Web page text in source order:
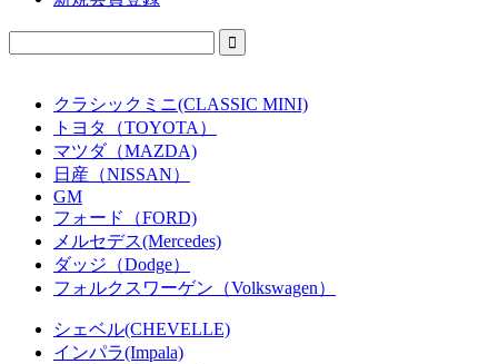
クラシックミニ(CLASSIC MINI)
トヨタ（TOYOTA）
マツダ（MAZDA)
日産（NISSAN）
GM
フォード（FORD)
メルセデス(Mercedes)
ダッジ（Dodge）
フォルクスワーゲン（Volkswagen）
シェベル(CHEVELLE)
インパラ(Impala)